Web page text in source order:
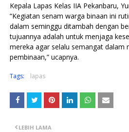
Kepala Lapas Kelas IIA Pekanbaru,
“Kegiatan senam warga binaan ini
dalam seminggu ditambah dengan
tujuannya adalah untuk menjaga
mereka agar selalu semangat dalam
pembinaan,” ucapnya.
Tags: lapas
LEBIH LAMA